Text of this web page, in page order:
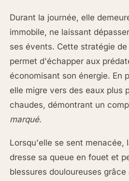
Durant la journée, elle
immobile, ne laissant
ses évents. Cette stratégie
permet d'échapper aux
économisant son énergie. En
elle migre vers des eaux plus
chaudes, démontrant un
marqué.
Lorsqu'elle se sent menacée,
dresse sa queue en fouet et
blessures douloureuses grâce